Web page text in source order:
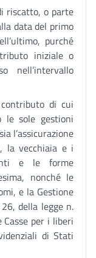
riscatto, o parte
data del primo
purché
iniziale o
nell’intervallo
di cui
le sole gestioni
l’assicurazione
la vecchiaia e i
e le forme
nonché le
e la Gestione
della legge n.
per i liberi
di Stati